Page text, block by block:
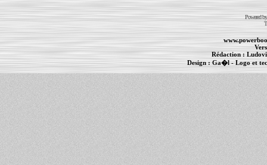
Powered
Rédaction :
Design : Ga�l- Logo et